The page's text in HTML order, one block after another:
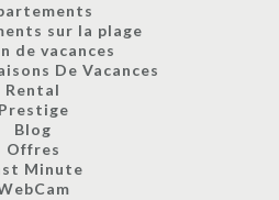
sur la plage
de vacances
De Vacances
Rental
Prestige
Blog
Offres
Minute